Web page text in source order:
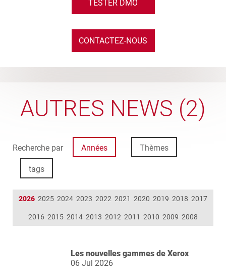
TESTER DMO
CONTACTEZ-NOUS
AUTRES NEWS (2)
Recherche par Années Thèmes
tags
2026 2025 2024 2023 2022 2021 2020 2019 2018 2017
2016 2015 2014 2013 2012 2011 2010 2009 2008
Les nouvelles gammes de Xerox
06 Jul 2026